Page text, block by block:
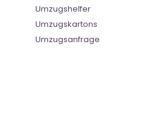
Umzugshelfer
Umzugskartons
Umzugsanfrage